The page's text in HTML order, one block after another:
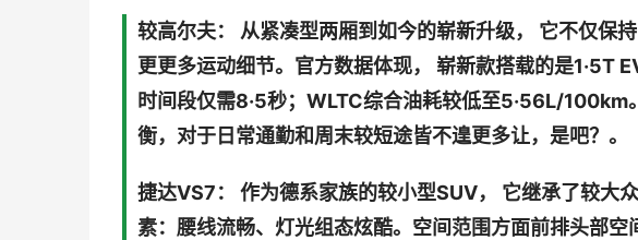
较高尔夫： 从紧凑型两厢到如今的崭新升级， 它不仅保
更更多运动细节。官方数据体现， 崭新款搭载的是1·5T
时间段仅需8·5秒；WLTC综合油耗较低至5·56L/100km
衡，对于日常通勤和周末较短途皆不遑更多让，是吧？。
捷达VS7： 作为德系家族的较小型SUV， 它继承了较大
素：腰线流畅、灯光组态炫酷。空间范围方面前排头部